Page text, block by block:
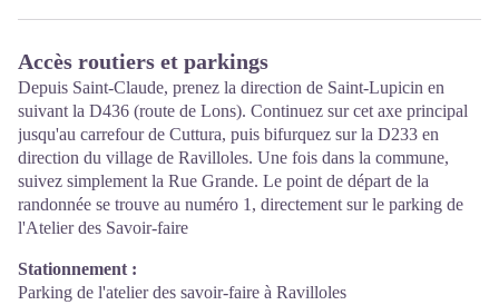
Accès routiers et parkings
Depuis Saint-Claude, prenez la direction de Saint-Lupicin en
suivant la D436 (route de Lons). Continuez sur cet axe principal
jusqu'au carrefour de Cuttura, puis bifurquez sur la D233 en
direction du village de Ravilloles. Une fois dans la commune,
suivez simplement la Rue Grande. Le point de départ de la
randonnée se trouve au numéro 1, directement sur le parking de
l'Atelier des Savoir-faire
Stationnement :
Parking de l'atelier des savoir-faire à Ravilloles